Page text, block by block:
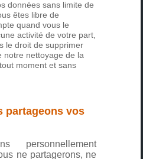
données sans limite de
êtes libre de
quand vous le
activité de votre part,
le droit de supprimer
notre nettoyage de la
moment et sans
partageons vos
personnellement
ne partagerons, ne